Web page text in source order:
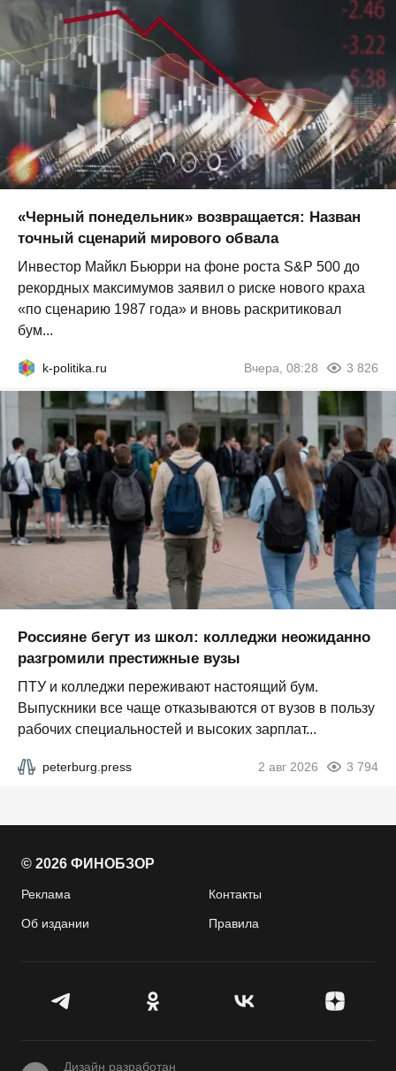
«Черный понедельник» возвращается: Назван
точный сценарий мирового обвала
Инвестор Майкл Бьюрри на фоне роста S&P 500 до
рекордных максимумов заявил о риске нового краха
«по сценарию 1987 года» и вновь раскритиковал
бум...
k-politika.ru Вчера, 08:28 3 826
Россияне бегут из школ: колледжи неожиданно
разгромили престижные вузы
ПТУ и колледжи переживают настоящий бум.
Выпускники все чаще отказываются от вузов в пользу
рабочих специальностей и высоких зарплат...
peterburg.press 2 авг 2026 3 794
© 2026 ФИНОБЗОР
Реклама Контакты
Об издании Правила